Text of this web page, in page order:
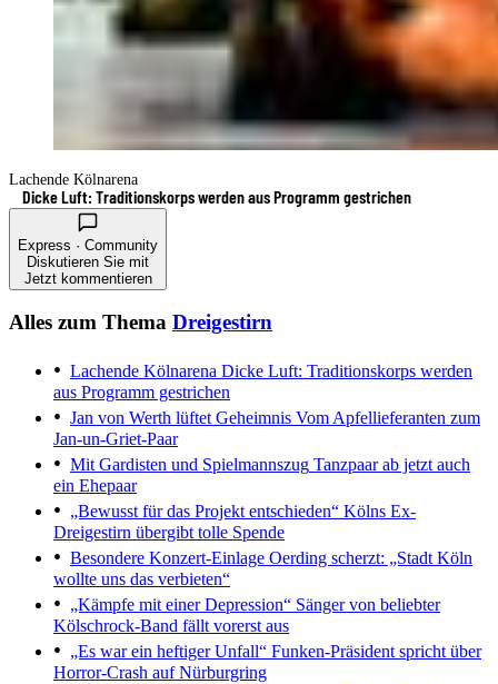
Lachende Kölnarena
Dicke Luft: Traditionskorps werden aus Programm gestrichen
Express · Community
Diskutieren Sie mit
Jetzt kommentieren
Alles zum Thema Dreigestirn
Lachende Kölnarena Dicke Luft: Traditionskorps werden
aus Programm gestrichen
Jan von Werth lüftet Geheimnis Vom Apfellieferanten zum
Jan-un-Griet-Paar
Mit Gardisten und Spielmannszug Tanzpaar ab jetzt auch
ein Ehepaar
„Bewusst für das Projekt entschieden“ Kölns Ex-
Dreigestirn übergibt tolle Spende
Besondere Konzert-Einlage Oerding scherzt: „Stadt Köln
wollte uns das verbieten“
„Kämpfe mit einer Depression“ Sänger von beliebter
Kölschrock-Band fällt vorerst aus
„Es war ein heftiger Unfall“ Funken-Präsident spricht über
Horror-Crash auf Nürburgring